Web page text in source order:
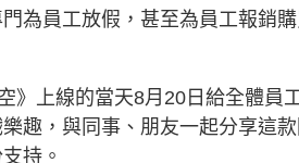
為員工放假，甚至為員工報銷購
》上線的當天8月20日給全體員
趣，與同事、朋友一起分享這款
持。